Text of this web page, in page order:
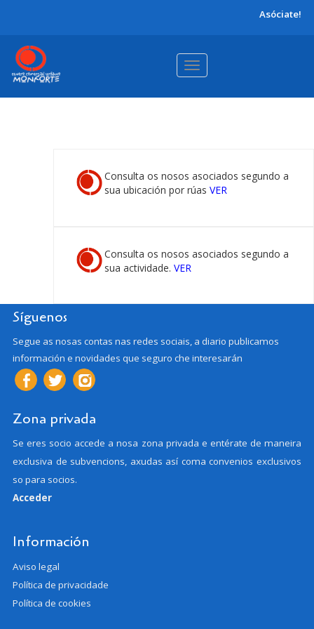
Asóciate!
Toggle
navigation
Consulta os nosos asociados segundo a
sua ubicación por rúasVER
Consulta os nosos asociados segundo a
sua actividade.VER
Síguenos
Segue as nosas contas nas redes sociais, a diario publicamos
información e novidades que seguro che interesarán
Zona privada
Se eres socio accede a nosa zona privada e entérate de maneira
exclusiva de subvencions, axudas así coma convenios exclusivos
so para socios.
Acceder
Información
Aviso legal
Política de privacidade
Política de cookies